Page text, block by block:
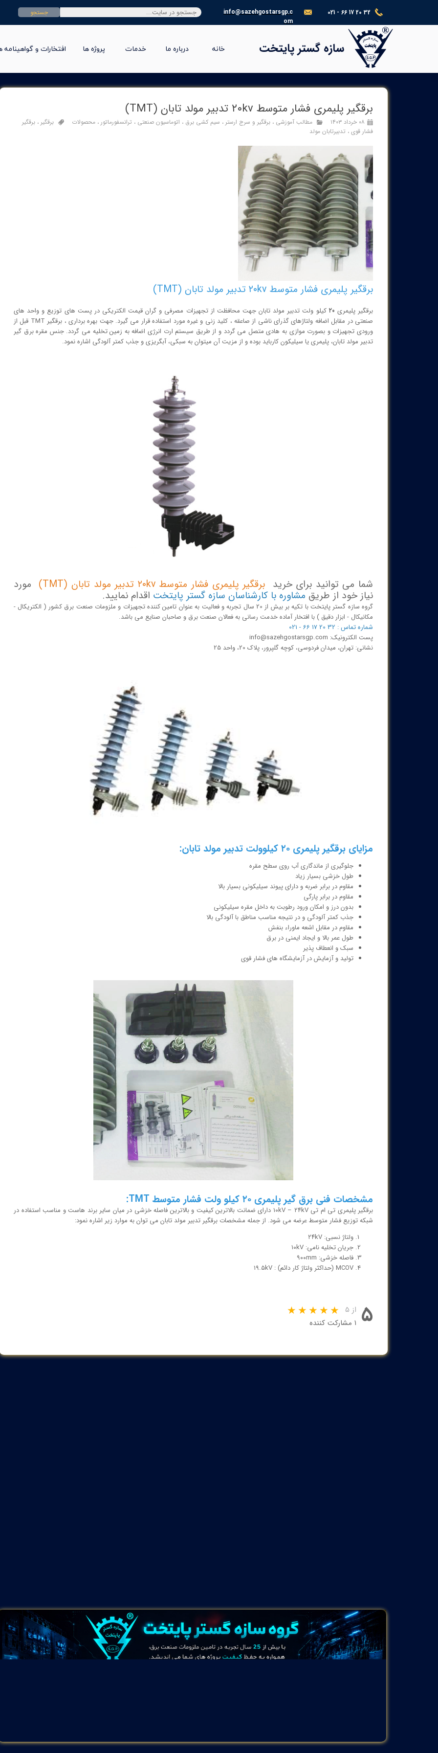
021 - 66 17 20 32
info@sazehgostarsgp.c
om
جستجو
سازه گستر پایتخت
®​​​​​​​
خانه درباره ما خدمات پروژه ها افتخارات و گواهینامه
برقگیر پلیمری فشار متوسط ۲۰kv تدبیر مولد تابان (TMT)
۰۸ خرداد ۱۴۰۳ مطالب آموزشی ، برقگیر و سرج ارستر ، سیم کشی برق ، اتوماسیون صنعتی ، ترانسفورماتور ، محصولات برقگیر ، برقگیر
فشار قوی ، تدبیرتابان مولد
برقگیر پلیمری فشار متوسط ۲۰kv تدبیر مولد تابان (TMT)
برقگیر پلیمری ۲۰ کیلو ولت تدبیر مولد تابان جهت محافظت از تجهیزات مصرفی و گران قیمت الکتریکی در پست های توزیع و واحد های
صنعتی در مقابل اضافه ولتاژهای گذرای ناشی از صاعقه ، کلید زنی و غیره مورد استفاده قرار می گیرد. جهت بهره برداری ، برقگیر TMT قبل از
ورودی تجهیزات و بصورت موازی به هادی متصل می گردد و از طریق سیستم ارت انرژی اضافه به زمین تخلیه می گردد. جنس مقره برق گیر
تدبیر مولد تابان، پلیمری یا سیلیکون کارباید بوده و از مزیت آن میتوان به سبکی، آبگریزی و جذب کمتر آلودگی اشاره نمود.
شما می توانید برای خرید برقگیر پلیمری فشار متوسط ۲۰kv تدبیر مولد تابان (TMT) مورد
نیاز خود از طریق مشاوره با کارشناسان سازه گستر پایتخت اقدام نمایید.
گروه سازه گستر پایتخت با تکیه بر بیش از 20 سال تجربه و فعالیت به عنوان تامین کننده تجهیزات و ملزومات صنعت برق کشور ( الکتریکال -
مکانیکال - ابزار دقیق ) با افتخار آماده خدمت رسانی به فعالان صنعت برق و صاحبان صنایع می باشد.
شماره تماس : 32 20 17 66 - 021
پست الکترونیک: info@sazehgostarsgp.com
نشانی: تهران، میدان فردوسی، کوچه گلپرور، پلاک 20، واحد 25
مزایای برقگیر پلیمری ۲۰ کیلوولت تدبیر مولد تابان:
جلوگیری از ماندگاری آب روی سطح مقره
طول خزشی بسیار زیاد
مقاوم در برابر ضربه و دارای پیوند سیلیکونی بسیار بالا
مقاوم در برابر پارگی
بدون درز و امکان ورود رطوبت به داخل مقره سیلیکونی
جذب کمتر آلودگی و در نتیجه مناسب مناطق با آلودگی بالا
مقاوم در مقابل اشعه ماوراء بنفش
طول عمر بالا و ایجاد ایمنی در برق
سبک و انعطاف پذیر
تولید و آزمایش در آزمایشگاه های فشار قوی
مشخصات فنی برق گیر پلیمری ۲۰ کیلو ولت فشار متوسط TMT
:
برقگیر پلیمری تی ام تی ۱۰kV – ۲۴kV دارای ضمانت بالاترین کیفیت و بالاترین فاصله خزشی در میان سایر برند هاست و مناسب استفاده در
شبکه توزیع فشار متوسط عرضه می شود. از جمله مشخصات برقگیر تدبیر مولد تابان می توان به موارد زیر اشاره نمود:
ولتاژ نسبی: ۲۴kV
جریان تخلیه نامی: ۱۰kV
فاصله خزشی: ۹۰۰mm
MCOV (حداکثر ولتاژ کار دائم) : ۱۹.۵kV
۵ از ۵
۱ مشارکت کننده